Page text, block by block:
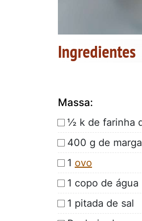
Ingredientes
Massa:
½ k de farinha
400 g de
1 ovo
1 copo de água
1 pitada de sal